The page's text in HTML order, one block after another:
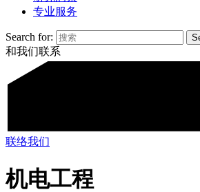
专业服务
Search for:
和我们联系
联络我们
机电工程